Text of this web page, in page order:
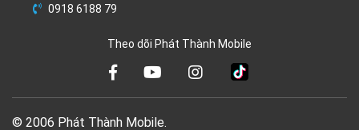
0918 6188 79
Theo dõi Phát Thành Mobile
© 2006 Phát Thành Mobile.